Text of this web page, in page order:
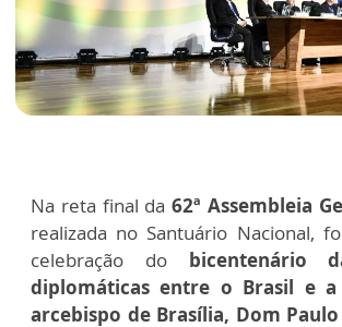
Na reta final da 62ª Assembleia
realizada no Santuário Nacional,
celebração do bicentenário
diplomáticas entre o Brasil e a
arcebispo de Brasília, Dom Paulo